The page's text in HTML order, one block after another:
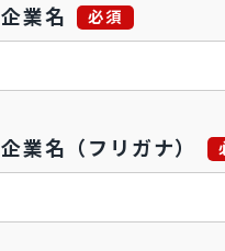
企業名 必須
企業名（フリガナ）